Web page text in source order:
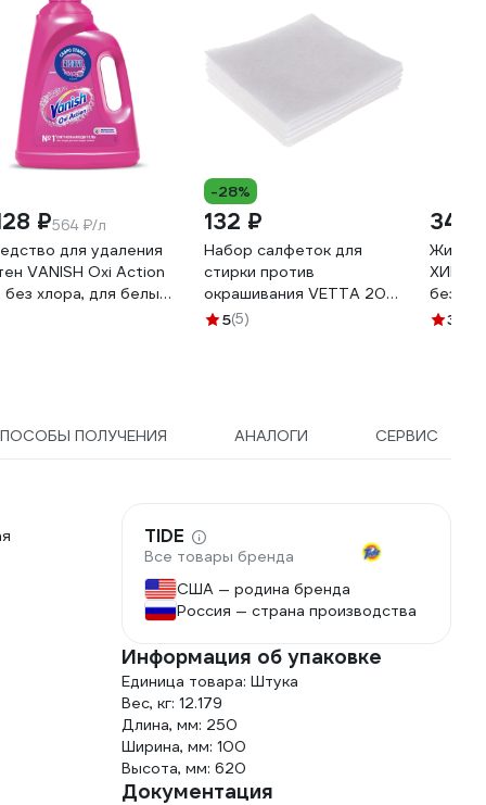
₽564 ₽/л
для удаления
VANISH Oxi Action
без хлора, для белых
-28%
132 ₽
Набор салфеток для
стирки против
окрашивания VETTA 20
шт, 25x12 см 452-046
5(5)
346
без
10014
3.1
ПОЛУЧЕНИЯ АНАЛОГИ СЕРВИС
TIDE
Все товары бренда
США — родина бренда
Россия — страна производства
Информация об упаковке
Единица товара: Штука
Вес, кг: 12.179
Длина, мм: 250
Ширина, мм: 100
Высота, мм: 620
Документация